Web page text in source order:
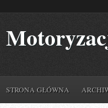
STRONA GŁÓWNA